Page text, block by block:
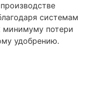
системам
минимуму потери
удобрению.